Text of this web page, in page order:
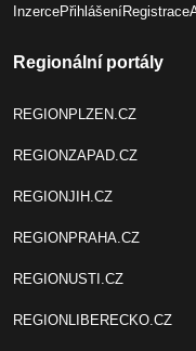
InzercePřihlášeníRegistrace
Regionální portály
REGIONPLZEN.CZ
REGIONZAPAD.CZ
REGIONJIH.CZ
REGIONPRAHA.CZ
REGIONUSTI.CZ
REGIONLIBERECKO.CZ